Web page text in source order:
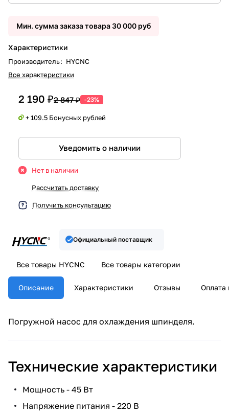
Мин. сумма заказа товара 30 000 руб
Характеристики
Производитель: HYCNC
Все характеристики
2 190 ₽2 847 ₽ -23%
+ 109.5 Бонусных рублей
Уведомить о наличии
Нет в наличии
Рассчитать доставку
Получить консультацию
Официальный поставщик
Все товары HYCNC Все товары категории
Описание Характеристики Отзывы Оплата
Погружной насос для охлаждения шпинделя.
Технические характеристики
Мощность - 45 Вт
Напряжение питания - 220 В